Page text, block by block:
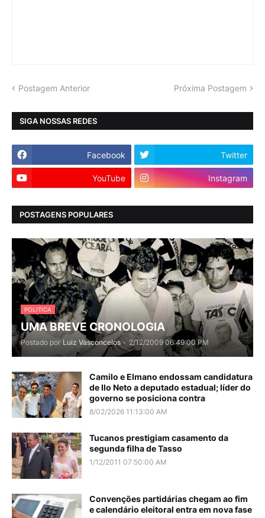
Postagem Anterior Próxima Postagem
SIGA NOSSAS REDES
Facebook Twitter
YouTube Instagram
POSTAGENS POPULARES
POLITICA
UMA BREVE CRONOLOGIA
Postado por Luiz Vasconcelos - 2/12/2009 06:49:00 PM
Camilo e Elmano endossam candidatura
de Ilo Neto a deputado estadual; líder do
governo se posiciona contra
8/02/2026 11:13:00 AM
Tucanos prestigiam casamento da
segunda filha de Tasso
1/12/2011 07:50:00 AM
Convenções partidárias chegam ao fim
e calendário eleitoral entra em nova fase